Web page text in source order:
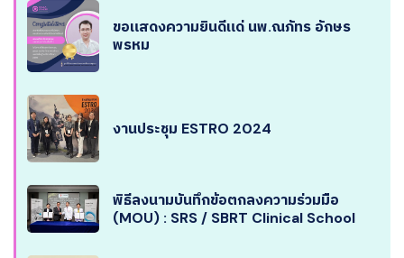
ขอแสดงความยินดีแด่ นพ.ณภัทร อักษร
พรหม
งานประชุม ESTRO 2024
พิธีลงนามบันทึกข้อตกลงความร่วมมือ
(MOU) : SRS / SBRT Clinical School